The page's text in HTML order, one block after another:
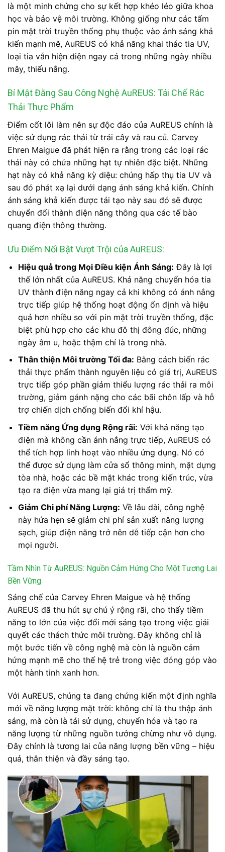
là một minh chứng cho sự kết hợp khéo léo giữa khoa
học và bảo vệ môi trường. Không giống như các tấm
pin mặt trời truyền thống phụ thuộc vào ánh sáng khả
kiến mạnh mẽ, AuREUS có khả năng khai thác tia UV,
loại tia vẫn hiện diện ngay cả trong những ngày nhiều
mây, thiếu nắng.
Bí Mật Đằng Sau Công Nghệ AuREUS: Tái Chế Rác
Thải Thực Phẩm
Điểm cốt lõi làm nên sự độc đáo của AuREUS chính là
việc sử dụng rác thải từ trái cây và rau củ. Carvey
Ehren Maigue đã phát hiện ra rằng trong các loại rác
thải này có chứa những hạt tự nhiên đặc biệt. Những
hạt này có khả năng kỳ diệu: chúng hấp thụ tia UV và
sau đó phát xạ lại dưới dạng ánh sáng khả kiến. Chính
ánh sáng khả kiến được tái tạo này sau đó sẽ được
chuyển đổi thành điện năng thông qua các tế bào
quang điện thông thường.
Ưu Điểm Nổi Bật Vượt Trội của AuREUS:
Hiệu quả trong Mọi Điều kiện Ánh Sáng: Đây là lợi
thế lớn nhất của AuREUS. Khả năng chuyển hóa tia
UV thành điện năng ngay cả khi không có ánh nắng
trực tiếp giúp hệ thống hoạt động ổn định và hiệu
quả hơn nhiều so với pin mặt trời truyền thống, đặc
biệt phù hợp cho các khu đô thị đông đúc, những
ngày âm u, hoặc thậm chí là trong nhà.
Thân thiện Môi trường Tối đa: Bằng cách biến rác
thải thực phẩm thành nguyên liệu có giá trị, AuREUS
trực tiếp góp phần giảm thiểu lượng rác thải ra môi
trường, giảm gánh nặng cho các bãi chôn lấp và hỗ
trợ chiến dịch chống biến đổi khí hậu.
Tiềm năng Ứng dụng Rộng rãi: Với khả năng tạo
điện mà không cần ánh nắng trực tiếp, AuREUS có
thể tích hợp linh hoạt vào nhiều ứng dụng. Nó có
thể được sử dụng làm cửa sổ thông minh, mặt dựng
tòa nhà, hoặc các bề mặt khác trong kiến trúc, vừa
tạo ra điện vừa mang lại giá trị thẩm mỹ.
Giảm Chi phí Năng Lượng: Về lâu dài, công nghệ
này hứa hẹn sẽ giảm chi phí sản xuất năng lượng
sạch, giúp điện năng trở nên dễ tiếp cận hơn cho
mọi người.
Tầm Nhìn Từ AuREUS: Nguồn Cảm Hứng Cho Một Tương Lai
Bền Vững
Sáng chế của Carvey Ehren Maigue và hệ thống
AuREUS đã thu hút sự chú ý rộng rãi, cho thấy tiềm
năng to lớn của việc đổi mới sáng tạo trong việc giải
quyết các thách thức môi trường. Đây không chỉ là
một bước tiến về công nghệ mà còn là nguồn cảm
hứng mạnh mẽ cho thế hệ trẻ trong việc đóng góp vào
một hành tinh xanh hơn.
Với AuREUS, chúng ta đang chứng kiến một định nghĩa
mới về năng lượng mặt trời: không chỉ là thu thập ánh
sáng, mà còn là tái sử dụng, chuyển hóa và tạo ra
năng lượng từ những nguồn tưởng chừng như vô dụng.
Đây chính là tương lai của năng lượng bền vững – hiệu
quả, thân thiện và đầy sáng tạo.